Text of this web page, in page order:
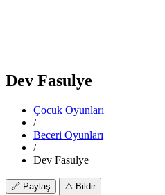
Dev Fasulye
Çocuk Oyunları
/
Beceri Oyunları
/
Dev Fasulye
🔗 Paylaş ⚠️ Bildir